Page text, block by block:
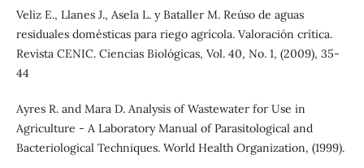
Veliz E., Llanes J., Asela L. y Bataller M. Reúso de aguas
residuales domésticas para riego agrícola. Valoración crítica.
Revista CENIC. Ciencias Biológicas, Vol. 40, No. 1, (2009), 35-
44
Ayres R. and Mara D. Analysis of Wastewater for Use in
Agriculture - A Laboratory Manual of Parasitological and
Bacteriological Techniques. World Health Organization, (1999).